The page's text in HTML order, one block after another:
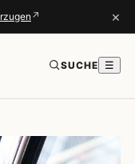
↗ ×
SUCHE ☰